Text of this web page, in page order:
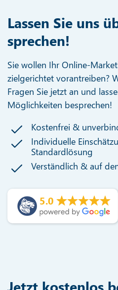
Lassen Sie uns
sprechen!
Sie wollen Ihr Online-
zielgerichtet vorantreiben?
Fragen Sie jetzt an und
Möglichkeiten besprechen!
Kostenfrei &
Individuelle
Standardlösung
Verständlich & auf
5.0
Jetzt kostenlos